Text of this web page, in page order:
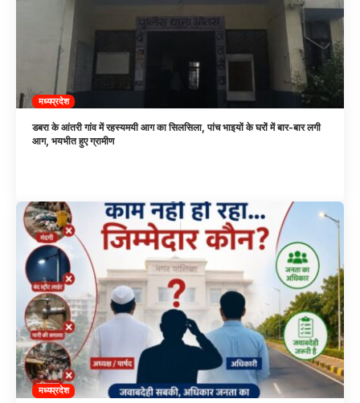
मध्यप्रदेश
डबरा के आंतरी गांव में रहस्यमयी आग का सिलसिला, पांच भाइयों के घरों में बार-बार लगी
आग, भयभीत हुए ग्रामीण
मध्यप्रदेश